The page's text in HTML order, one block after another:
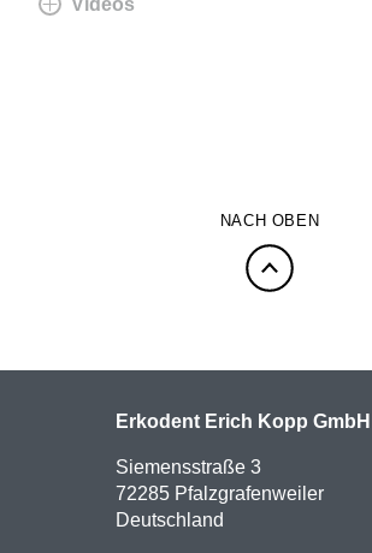
NACH OBEN
Erkodent Erich Kopp GmbH
Siemensstraße 3
72285 Pfalzgrafenweiler
Deutschland